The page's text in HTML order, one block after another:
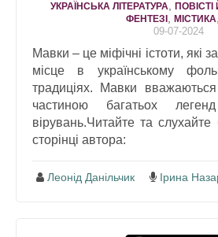
УКРАЇНСЬКА ЛІТЕРАТУРА
ФЕНТЕЗІ , МІСТИКА
09-07-2024
Мавки – це міфічні істоти, які
місце в українському
традиціях. Мавки
частиною багатьох
вірувань.Читайте та
сторінці автора:
Леонід Данільчик Ірина